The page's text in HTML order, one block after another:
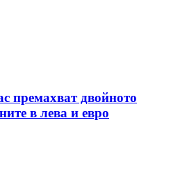
премахват двойното
в лева и евро